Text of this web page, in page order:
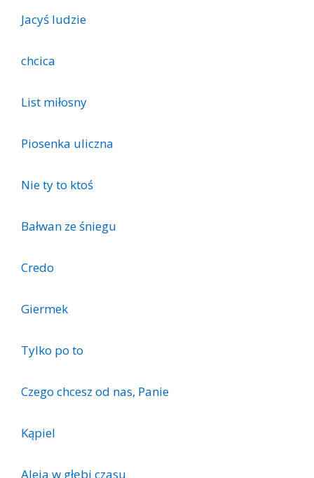
Jacyś ludzie
chcica
List miłosny
Piosenka uliczna
Nie ty to ktoś
Bałwan ze śniegu
Credo
Giermek
Tylko po to
Czego chcesz od nas, Panie
Kąpiel
Aleja w głębi czasu